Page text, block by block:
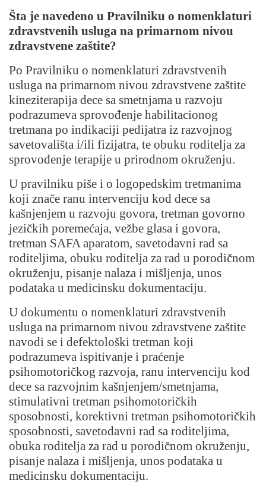
Šta je navedeno u Pravilniku o nomenklaturi
zdravstvenih usluga na primarnom nivou
zdravstvene zaštite?
Po Pravilniku o nomenklaturi zdravstvenih
usluga na primarnom nivou zdravstvene zaštite
kineziterapija dece sa smetnjama u razvoju
podrazumeva sprovođenje habilitacionog
tretmana po indikaciji pedijatra iz razvojnog
savetovališta i/ili fizijatra, te obuku roditelja za
sprovođenje terapije u prirodnom okruženju.
U pravilniku piše i o logopedskim tretmanima
koji znače ranu intervenciju kod dece sa
kašnjenjem u razvoju govora, tretman govorno
jezičkih poremećaja, vežbe glasa i govora,
tretman SAFA aparatom, savetodavni rad sa
roditeljima, obuku roditelja za rad u porodičnom
okruženju, pisanje nalaza i mišljenja, unos
podataka u medicinsku dokumentaciju.
U dokumentu o nomenklaturi zdravstvenih
usluga na primarnom nivou zdravstvene zaštite
navodi se i defektološki tretman koji
podrazumeva ispitivanje i praćenje
psihomotoričkog razvoja, ranu intervenciju kod
dece sa razvojnim kašnjenjem/smetnjama,
stimulativni tretman psihomotoričkih
sposobnosti, korektivni tretman psihomotoričkih
sposobnosti, savetodavni rad sa roditeljima,
obuka roditelja za rad u porodičnom okruženju,
pisanje nalaza i mišljenja, unos podataka u
medicinsku dokumentaciju.